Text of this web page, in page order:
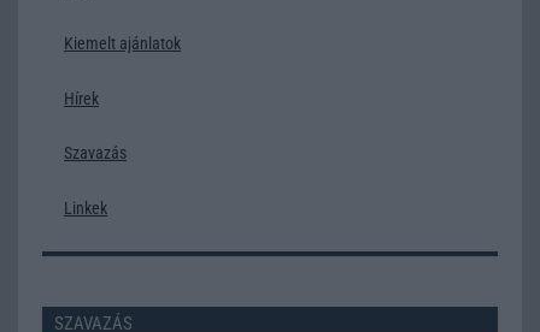
Kiemelt ajánlatok
Hírek
Szavazás
Linkek
SZAVAZÁS